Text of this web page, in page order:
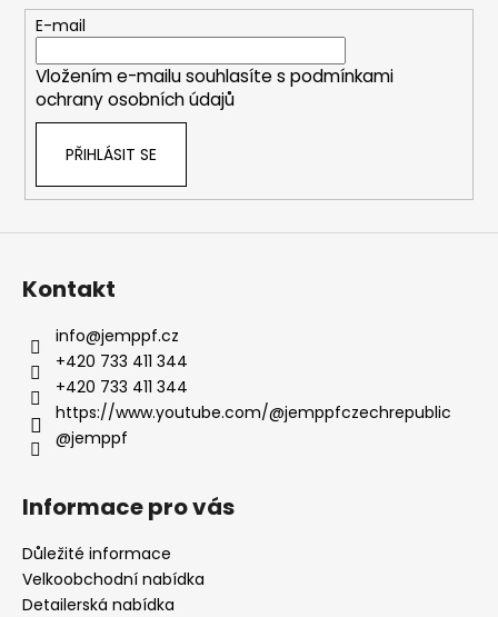
E-mail
Vložením e-mailu souhlasíte s podmínkami
ochrany osobních údajů
PŘIHLÁSIT SE
Kontakt
info@jemppf.cz
+420 733 411 344
+420 733 411 344
https://www.youtube.com/@jemppfczechrepublic
@jemppf
Informace pro vás
Důležité informace
Velkoobchodní nabídka
Detailerská nabídka